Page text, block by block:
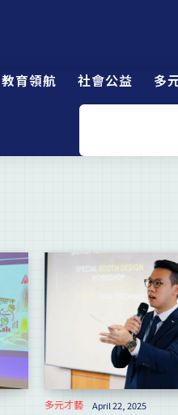
教育領航 社會公益 多
多元才藝 April 22, 2025